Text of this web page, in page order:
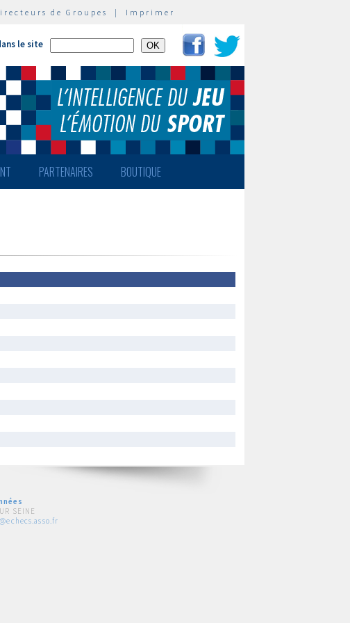
de Groupes | Imprimer
le site
PARTENAIRES BOUTIQUE
SEINE